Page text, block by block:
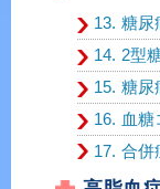
13. 糖尿
14. 2型
15. 糖尿
16. 血
17. 合